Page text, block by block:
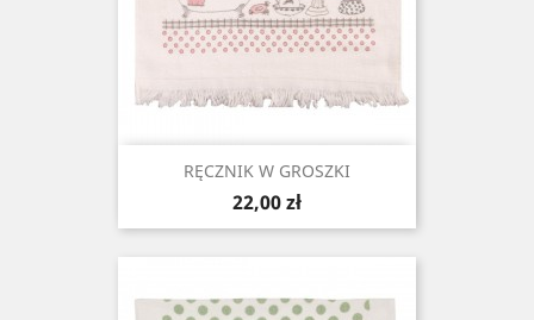
RĘCZNIK W GROSZKI
Cena
22,00 zł